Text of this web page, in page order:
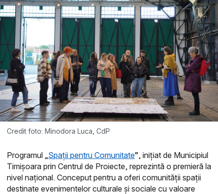
Credit foto: Minodora Luca, CdP
Programul „Spații pentru Comunitate”, inițiat de Municipiul
Timișoara prin Centrul de Proiecte, reprezintă o premieră la
nivel național. Conceput pentru a oferi comunității spații
destinate evenimentelor culturale și sociale cu valoare